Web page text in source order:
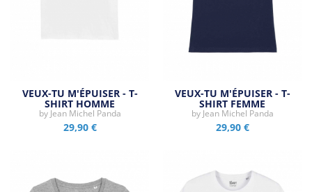
VEUX-TU M'ÉPUISER - T-
SHIRT HOMME
by Jean Michel Panda
29,90 €
VEUX-TU M'ÉPUISER - T-
SHIRT FEMME
by Jean Michel Panda
29,90 €